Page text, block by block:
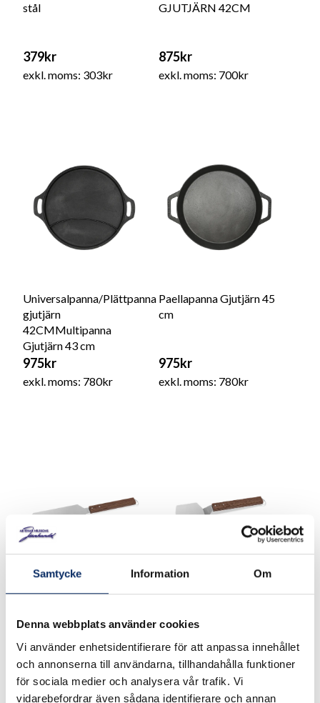
Samtycke Information Om
Denna webbplats använder cookies
Vi använder enhetsidentifierare för att anpassa innehållet
och annonserna till användarna, tillhandahålla funktioner
för sociala medier och analysera vår trafik. Vi
vidarebefordrar även sådana identifierare och annan
stål
379kr
exkl. moms: 303kr
GJUTJÄRN 42CM
875kr
exkl. moms: 700kr
Universalpanna/Plättpanna
gjutjärn
42CMMultipanna
Gjutjärn 43 cm
975kr
exkl. moms: 780kr
Paellapanna Gjutjärn 45
cm
975kr
exkl. moms: 780kr
Rostfritt/ask
185kr
exkl. moms: 148kr
Rostfritt/ask
185kr
exkl. moms: 148kr